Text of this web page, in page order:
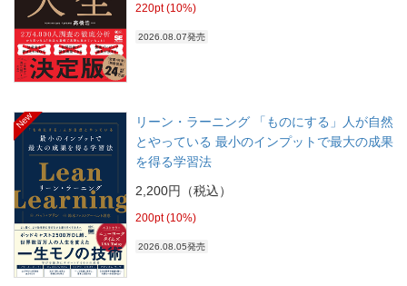
220pt (10%)
2026.08.07発売
New
リーン・ラーニング 「ものにする」人が自然
とやっている 最小のインプットで最大の成果
を得る学習法
2,200円（税込）
200pt (10%)
2026.08.05発売